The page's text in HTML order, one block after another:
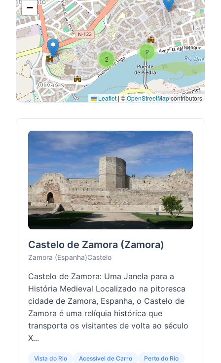
2
2
−
Leaflet|©OpenStreetMapcontributors
Castelo de Zamora (Zamora)
Zamora (Espanha)Castelo
Castelo de Zamora: Uma Janela para a
História Medieval Localizado na pitoresca
cidade de Zamora, Espanha, o Castelo de
Zamora é uma relíquia histórica que
transporta os visitantes de volta ao século
X...
Vista do Rio Acessível de Carro Perto do Rio